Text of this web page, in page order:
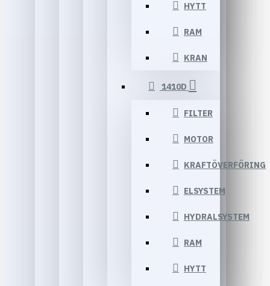
HYTT
RAM
KRAN
1410D
FILTER
MOTOR
KRAFTÖVERFÖRING
ELSYSTEM
HYDRALSYSTEM
RAM
HYTT